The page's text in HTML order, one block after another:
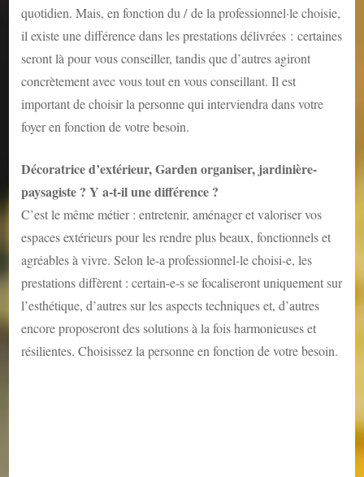
quotidien. Mais, en fonction du / de la professionnel·le choisie,
il existe une différence dans les prestations délivrées : certaines
seront là pour vous conseiller, tandis que d’autres agiront
concrètement avec vous tout en vous conseillant. Il est
important de choisir la personne qui interviendra dans votre
foyer en fonction de votre besoin.
Décoratrice d’extérieur, Garden organiser, jardinière-
paysagiste ? Y a-t-il une différence ?
C’est le même métier : entretenir, aménager et valoriser vos
espaces extérieurs pour les rendre plus beaux, fonctionnels et
agréables à vivre. Selon le-a professionnel-le choisi-e, les
prestations diffèrent : certain-e-s se focaliseront uniquement sur
l’esthétique, d’autres sur les aspects techniques et, d’autres
encore proposeront des solutions à la fois harmonieuses et
résilientes. Choisissez la personne en fonction de votre besoin.